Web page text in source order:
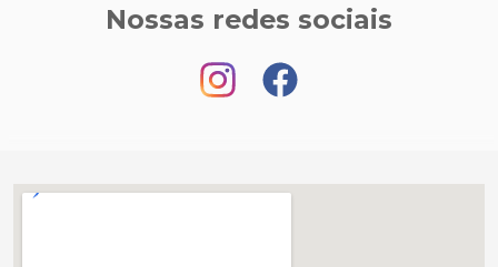
Nossas redes sociais